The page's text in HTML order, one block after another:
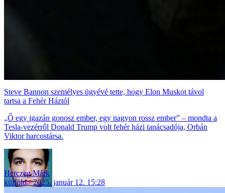
Steve Bannon személyes ügyévé tette, hogy Elon Muskot távol
tartsa a Fehér Háztól
„Ő egy igazán gonosz ember, egy nagyon rossz ember” – mondta a
Tesla-vezérről Donald Trump volt fehér házi tanácsadója, Orbán
Viktor harcostársa.
Herczeg Márk
külföld
2025. január 12. 15:28